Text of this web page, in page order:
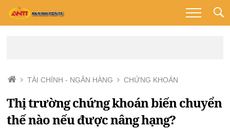
TÀI CHÍNH - NGÂN HÀNG CHỨNG KHOÁN
Thị trường chứng khoán biến chuyển
thế nào nếu được nâng hạng?